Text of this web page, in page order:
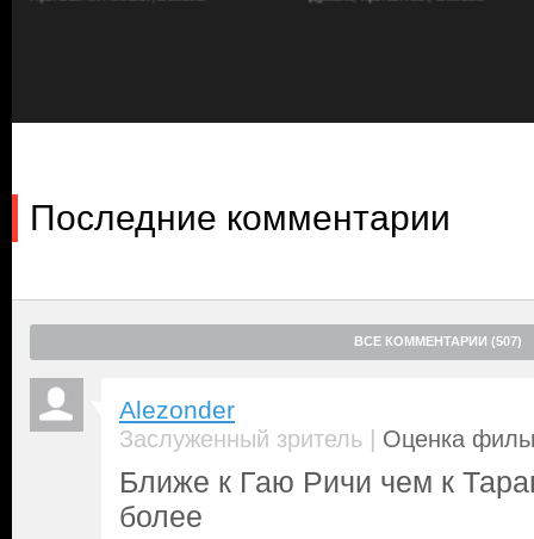
из них в живых к конечной станции, и чего хочет Белая
не решается даже произносить его настоящее имя? Кажется,
Последние комментарии
ВСЕ КОММЕНТАРИИ (507)
Alezonder
Заслуженный зритель | Оценка
Ближе к Гаю Ричи чем к
более